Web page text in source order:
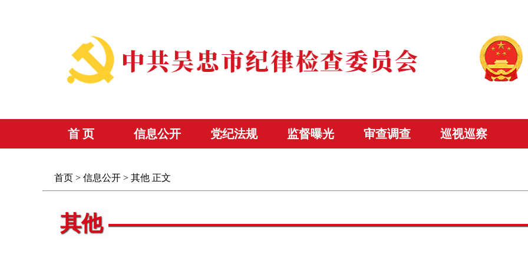
首 页 信息公开 党纪法规 监督曝光 审查调查 巡视巡察
首页 > 信息公开 > 其他 正文
其他